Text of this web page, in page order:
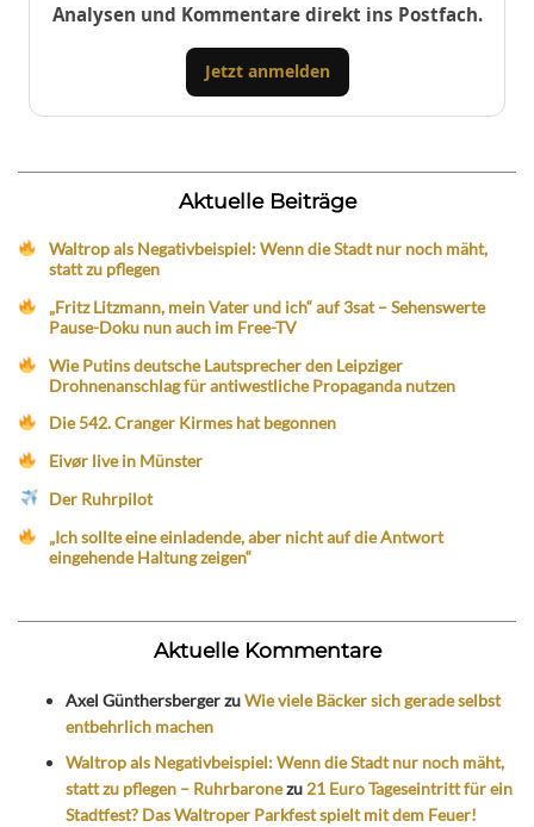
Analysen und Kommentare direkt ins Postfach.
Jetzt anmelden
Aktuelle Beiträge
Waltrop als Negativbeispiel: Wenn die Stadt nur noch mäht,
statt zu pflegen
„Fritz Litzmann, mein Vater und ich“ auf 3sat – Sehenswerte
Pause-Doku nun auch im Free-TV
Wie Putins deutsche Lautsprecher den Leipziger
Drohnenanschlag für antiwestliche Propaganda nutzen
Die 542. Cranger Kirmes hat begonnen
Eivør live in Münster
Der Ruhrpilot
„Ich sollte eine einladende, aber nicht auf die Antwort
eingehende Haltung zeigen“
Aktuelle Kommentare
Axel GünthersbergerzuWie viele Bäcker sich gerade selbst
entbehrlich machen
Waltrop als Negativbeispiel: Wenn die Stadt nur noch mäht,
statt zu pflegen – Ruhrbaronezu 21 Euro Tageseintritt für ein
Stadtfest? Das Waltroper Parkfest spielt mit dem Feuer!